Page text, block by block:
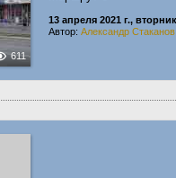
611
13 апреля 2021 г., вторник
Автор: Александр Стаканов